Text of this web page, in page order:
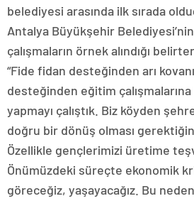
belediyesi arasında ilk sırada
Antalya Büyükşehir
çalışmaların örnek alındığı
“Fide fidan desteğinden arı
desteğinden eğitim
yapmayı çalıştık. Biz köyden
doğru bir dönüş olması
Özellikle gençlerimizi üretime
Önümüzdeki süreçte ekonomik
göreceğiz, yaşayacağız. Bu